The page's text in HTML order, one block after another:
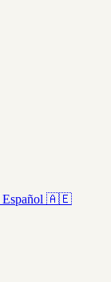
Español 🇦🇪